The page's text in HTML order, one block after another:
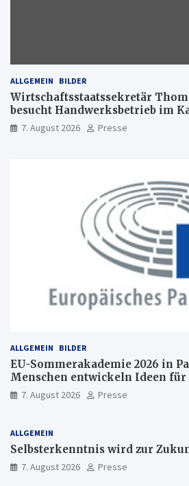
ALLGEMEIN BILDER
Wirtschaftsstaatssekretär
besucht Handwerksbetrieb im
Freiburg
7. August 2026 Presse
ALLGEMEIN BILDER
EU-Sommerakademie 2026 in
Menschen entwickeln Ideen
7. August 2026 Presse
ALLGEMEIN
Selbsterkenntnis wird zur
7. August 2026 Presse